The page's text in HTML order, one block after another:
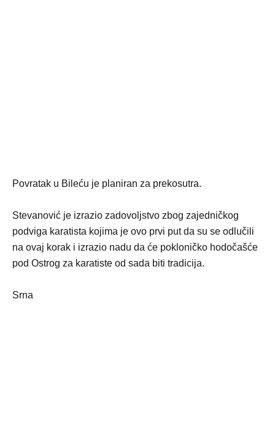
Povratak u Bileću je planiran za prekosutra.
Stevanović je izrazio zadovoljstvo zbog zajedničkog
podviga karatista kojima je ovo prvi put da su se odlučili
na ovaj korak i izrazio nadu da će pokloničko hodočašće
pod Ostrog za karatiste od sada biti tradicija.
Srna